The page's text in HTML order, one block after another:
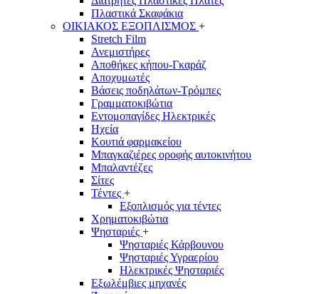
Πλαστικά Σκαφάκια
ΟΙΚΙΑΚΟΣ ΕΞΟΠΛΙΣΜΟΣ +
Stretch Film
Ανεμιστήρες
Αποθήκες κήπου-Γκαράζ
Αποχυμωτές
Βάσεις ποδηλάτων-Τρόμπες
Γραμματοκιβώτια
Εντομοπαγίδες Ηλεκτρικές
Ηχεία
Κουτιά φαρμακείου
Μπαγκαζιέρες οροφής αυτοκινήτου
Μπαλαντέζες
Σίτες
Τέντες +
Εξοπλισμός για τέντες
Χρηματοκιβώτια
Ψησταριές +
Ψησταριές Κάρβουνου
Ψησταριές Υγραερίου
Ηλεκτρικές Ψησταριές
Εξωλέμβιες μηχανές